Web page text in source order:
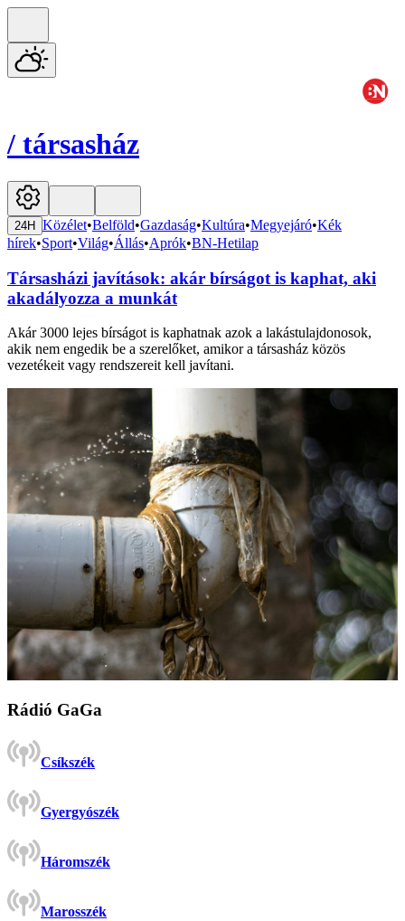
/ társasház
24H Közélet•Belföld•Gazdaság•Kultúra•Megyejáró•Kék
hírek•Sport•Világ•Állás•Aprók•BN-Hetilap
Társasházi javítások: akár bírságot is kaphat, aki
akadályozza a munkát
Akár 3000 lejes bírságot is kaphatnak azok a lakástulajdonosok,
akik nem engedik be a szerelőket, amikor a társasház közös
vezetékeit vagy rendszereit kell javítani.
Rádió GaGa
Csíkszék
Gyergyószék
Háromszék
Marosszék